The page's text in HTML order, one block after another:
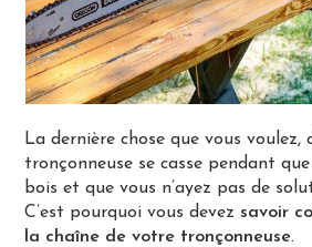
La dernière chose que vous voulez,
tronçonneuse se casse pendant
bois et que vous n’ayez pas de
C’est pourquoi vous devez savoir
la chaîne de votre tronçonneuse.